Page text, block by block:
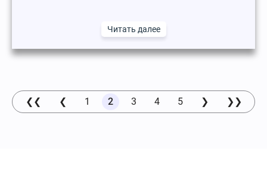
Читать далее
❮❮ ❮ 1 2 3 4 5 ❯ ❯❯